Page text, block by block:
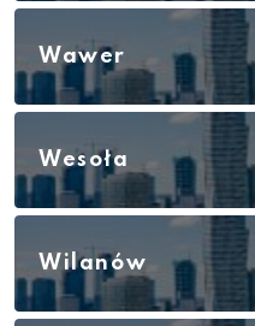
Wawer
Wesoła
Wilanów